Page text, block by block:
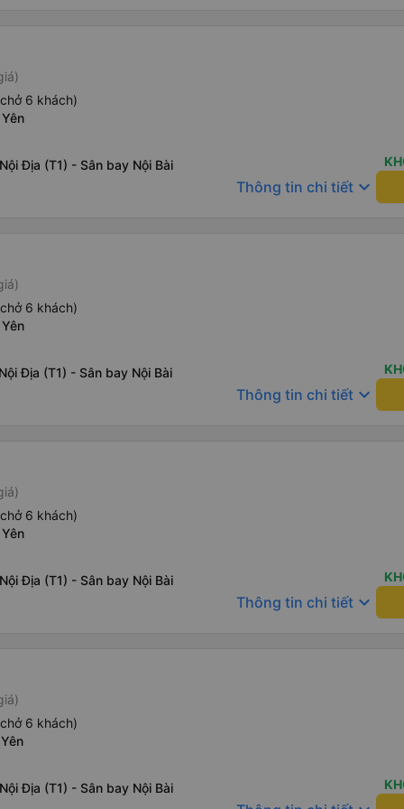
6 khách)
Địa (T1) - Sân bay Nội Bài
Thông tin chi tiết keyboard_arrow_down
6 khách)
Địa (T1) - Sân bay Nội Bài
Thông tin chi tiết keyboard_arrow_down
6 khách)
Địa (T1) - Sân bay Nội Bài
Thông tin chi tiết keyboard_arrow_down
6 khách)
Địa (T1) - Sân bay Nội Bài